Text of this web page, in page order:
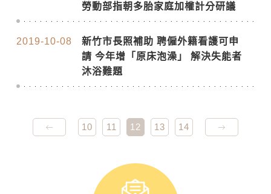
勞動部指朝多胎家庭加權計分研議
2019-10-08
新竹市長照補助 聘僱外籍看護可申
請 今年增「原床泡澡」 解決失能者
沐浴難題
10 11 12 13 14